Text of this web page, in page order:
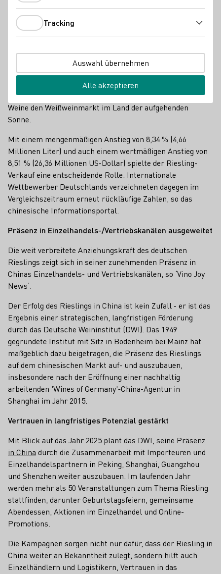
Kampagnenmotive von Wines of Germany in China
Nach Einschätzung der chinesischen Plattform 'Vino Joy
News' transformieren Riesling und anderen deutsche
Weine den Weißweinmarkt im Land der aufgehenden
Sonne.
Mit einem mengenmäßigen Anstieg von 8,34 % (4,66
Millionen Liter) und auch einem wertmäßigen Anstieg von
8,51 % (26,36 Millionen US-Dollar) spielte der Riesling-
Verkauf eine entscheidende Rolle. Internationale
Wettbewerber Deutschlands verzeichneten dagegen im
Vergleichszeitraum erneut rückläufige Zahlen, so das
chinesische Informationsportal.
Präsenz in Einzelhandels-/Vertriebskanälen ausgeweitet
Die weit verbreitete Anziehungskraft des deutschen
Rieslings zeigt sich in seiner zunehmenden Präsenz in
Chinas Einzelhandels- und Vertriebskanälen, so ‘Vino Joy
News‘.
Der Erfolg des Rieslings in China ist kein Zufall - er ist das
Ergebnis einer strategischen, langfristigen Förderung
durch das Deutsche Weininstitut (DWI). Das 1949
gegründete Institut mit Sitz in Bodenheim bei Mainz hat
maßgeblich dazu beigetragen, die Präsenz des Rieslings
auf dem chinesischen Markt auf- und auszubauen,
insbesondere nach der Eröffnung einer nachhaltig
arbeitenden 'Wines of Germany'-China-Agentur in
Shanghai im Jahr 2015.
Vertrauen in langfristiges Potenzial gestärkt
Mit Blick auf das Jahr 2025 plant das DWI, seine Präsenz
in China durch die Zusammenarbeit mit Importeuren und
Einzelhandelspartnern in Peking, Shanghai, Guangzhou
und Shenzhen weiter auszubauen. Im laufenden Jahr
werden mehr als 50 Veranstaltungen zum Thema Riesling
stattfinden, darunter Geburtstagsfeiern, gemeinsame
Abendessen, Aktionen im Einzelhandel und Online-
Promotions.
Die Kampagnen sorgen nicht nur dafür, dass der Riesling in
China weiter an Bekanntheit zulegt, sondern hilft auch
Einzelhändlern und Logistikern, Vertrauen in das
Tracking
Auswahl übernehmen
Alle akzeptieren